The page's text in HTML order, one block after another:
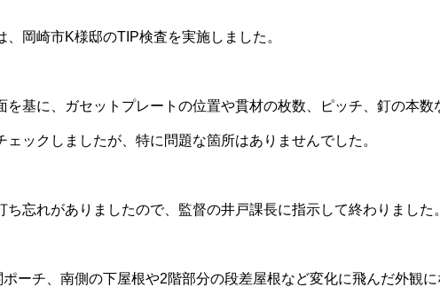
、岡崎市K様邸のTIP検査を実施しました。
を基に、ガセットプレートの位置や貫材の枚数、ピッチ、釘の本
ェックしましたが、特に問題な箇所はありませんでした。
ち忘れがありましたので、監督の井戸課長に指示して終わりました
ポーチ、南側の下屋根や2階部分の段差屋根など変化に飛んだ外観